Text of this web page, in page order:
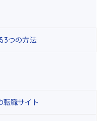
3つの方法
転職サイト